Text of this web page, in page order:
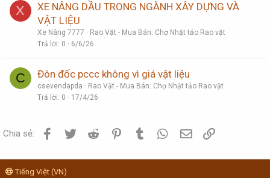
X
XE NÂNG DẦU TRONG NGÀNH XÂY DỰNG VÀ
VẬT LIỆU
Xe Nâng 7777
Rao Vặt - Mua Bán: Chợ Nhật tảo Rao vặt
Trả lời 0 6/6/26
C Đôn đốc pccc không vì giá vật liệu
csevendapda
Rao Vặt - Mua Bán: Chợ Nhật tảo Rao vặt
Trả lời 0 17/4/26
Chia sẻ: Facebook
Twitter Reddit PinterestTumblr WhatsApp
Email
Tiếng Việt (VN)